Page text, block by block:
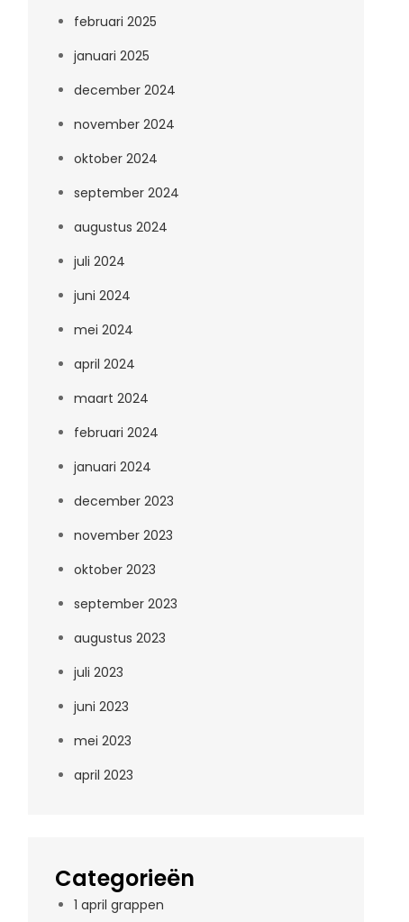
februari 2025
januari 2025
december 2024
november 2024
oktober 2024
september 2024
augustus 2024
juli 2024
juni 2024
mei 2024
april 2024
maart 2024
februari 2024
januari 2024
december 2023
november 2023
oktober 2023
september 2023
augustus 2023
juli 2023
juni 2023
mei 2023
april 2023
Categorieën
1 april grappen